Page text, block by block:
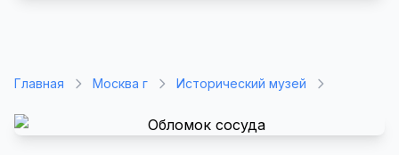
Главная Москва г Исторический музей